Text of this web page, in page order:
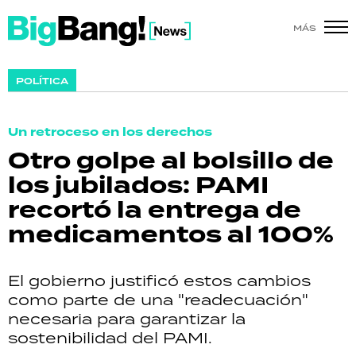
MÁS
POLÍTICA
Un retroceso en los derechos
Otro golpe al bolsillo de
los jubilados: PAMI
recortó la entrega de
medicamentos al 100%
El gobierno justificó estos cambios
como parte de una "readecuación"
necesaria para garantizar la
sostenibilidad del PAMI.
SHOW
ACTUALIDAD
POLICIALES
ECONOMÍA
SALUD
DEPORTES